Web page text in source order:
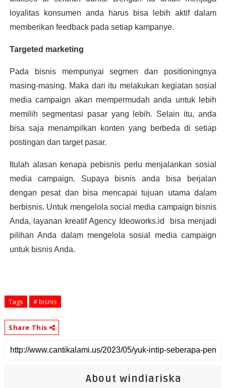
loyalitas konsumen anda harus bisa lebih aktif dalam
memberikan feedback pada setiap kampanye.
Targeted marketing
Pada bisnis mempunyai segmen dan positioningnya
masing-masing. Maka dari itu melakukan kegiatan sosial
media campaign akan mempermudah anda untuk lebih
memilih segmentasi pasar yang lebih. Selain itu, anda
bisa saja menampilkan konten yang berbeda di setiap
postingan dan target pasar.
Itulah alasan kenapa pebisnis perlu menjalankan sosial
media campaign. Supaya bisnis anda bisa berjalan
dengan pesat dan bisa mencapai tujuan utama dalam
berbisnis. Untuk mengelola social media campaign bisnis
Anda, layanan kreatif Agency Ideoworks.id  bisa menjadi
pilihan Anda dalam mengelola sosial media campaign
untuk bisnis Anda.
Tags # bisnis
Share This
About windiariska